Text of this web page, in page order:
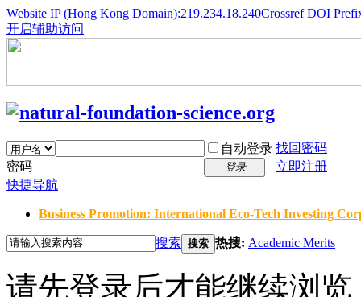
Website IP (Hong Kong Domain):219.234.18.240Crossref DOI
开启辅助访问
自动登录 找回密码
密码
登录
立即注册
快捷导航
Business Promotion: International Eco-Tech Investing
搜索 搜索 热搜: Academic Merits
请先登录后才能继续浏览